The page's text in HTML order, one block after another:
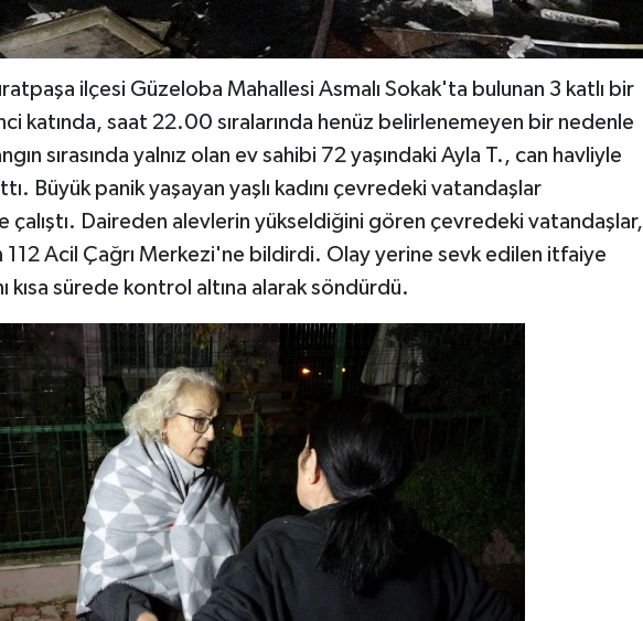
ilçesi Güzeloba Mahallesi Asmalı Sokak'ta bulunan 3 katlı bir
katında, saat 22.00 sıralarında henüz belirlenemeyen bir nedenle
sırasında yalnız olan ev sahibi 72 yaşındaki Ayla T., can havliyle
Büyük panik yaşayan yaşlı kadını çevredeki vatandaşlar
çalıştı. Daireden alevlerin yükseldiğini gören çevredeki vatandaşlar,
112 Acil Çağrı Merkezi'ne bildirdi. Olay yerine sevk edilen itfaiye
kısa sürede kontrol altına alarak söndürdü.